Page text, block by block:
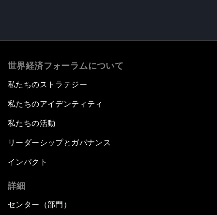
世界経済フォーラムについて
私たちのストラテジー
私たちのアイデンティティ
私たちの活動
リーダーシップとガバナンス
インパクト
詳細
センター（部門）